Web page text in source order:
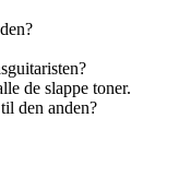
de slappe toner.
den anden?